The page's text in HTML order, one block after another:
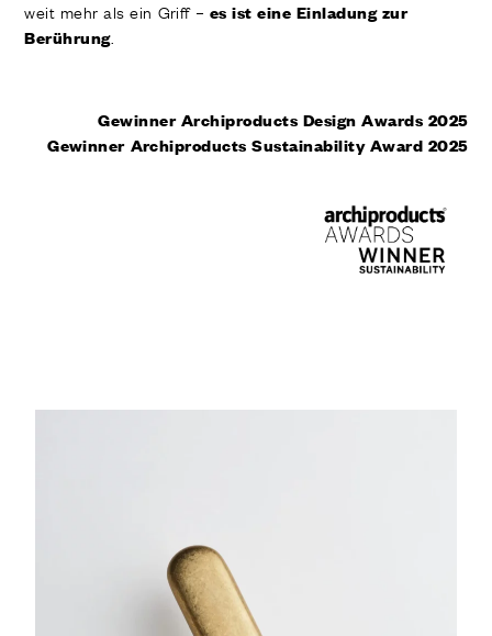
weit mehr als ein Griff – es ist eine Einladung zur
Berührung.
GewinnerArchiproducts DesignAwards 2025
Gewinner ArchiproductsSustainability Award 2025